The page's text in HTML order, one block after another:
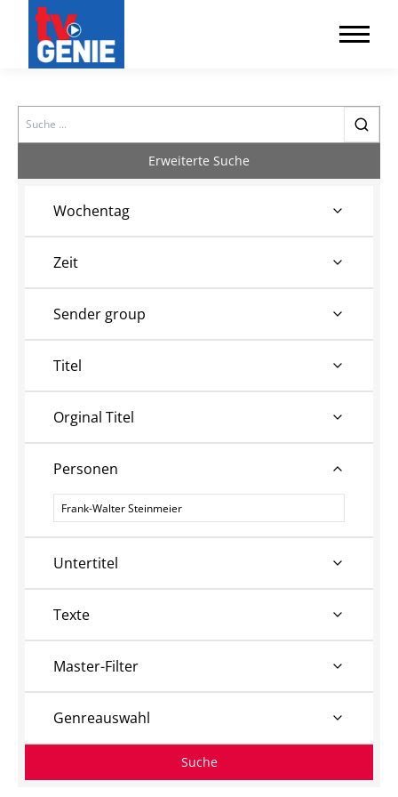
Search
Erweiterte Suche
Wochentag
Zeit
Sender group
Titel
Orginal Titel
Personen
Personen
Untertitel
Texte
Master-Filter
Genreauswahl
Suche